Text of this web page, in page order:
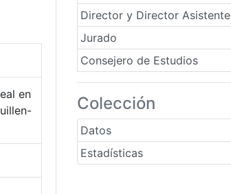
Director y Director Asistente
Jurado
Consejero de Estudios
Colección
Datos
Estadísticas
en